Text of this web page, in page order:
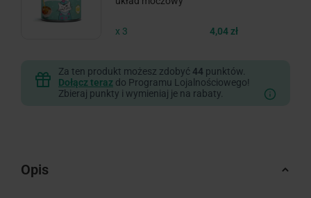
x 3 4,04 zł
Za ten produkt możesz zdobyć 44 punktów.
Dołącz teraz do Programu Lojalnościowego!
Zbieraj punkty i wymieniaj je na rabaty.
Opis